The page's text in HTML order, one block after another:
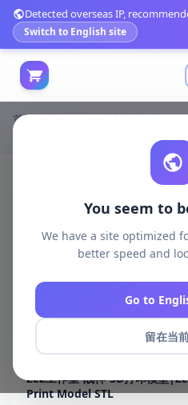
Detected overseas IP,
Switch to English site
You seem to
We have a site optimized
better speed and
Go to
留在当
首页 模型打印
电脑游戏
ZEZ工作室-战神-3D打印模型
Print Model STL